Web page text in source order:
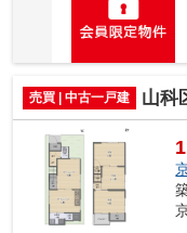
売買 | 中古一戸建 山科